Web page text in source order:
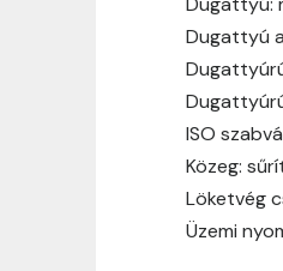
Dugattyú
ISO
Közeg:
Löketvég
Üzemi